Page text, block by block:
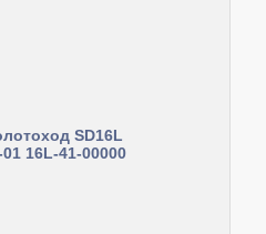
SD16L
16L-41-00000